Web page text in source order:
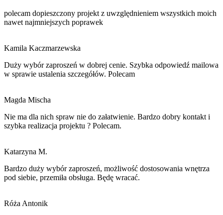
polecam dopieszczony projekt z uwzględnieniem wszystkich moich
nawet najmniejszych poprawek
Kamila Kaczmarzewska
Duży wybór zaproszeń w dobrej cenie. Szybka odpowiedź mailowa
w sprawie ustalenia szczegółów. Polecam
Magda Mischa
Nie ma dla nich spraw nie do załatwienie. Bardzo dobry kontakt i
szybka realizacja projektu ? Polecam.
Katarzyna M.
Bardzo duży wybór zaproszeń, możliwość dostosowania wnętrza
pod siebie, przemiła obsługa. Będę wracać.
Róża Antonik